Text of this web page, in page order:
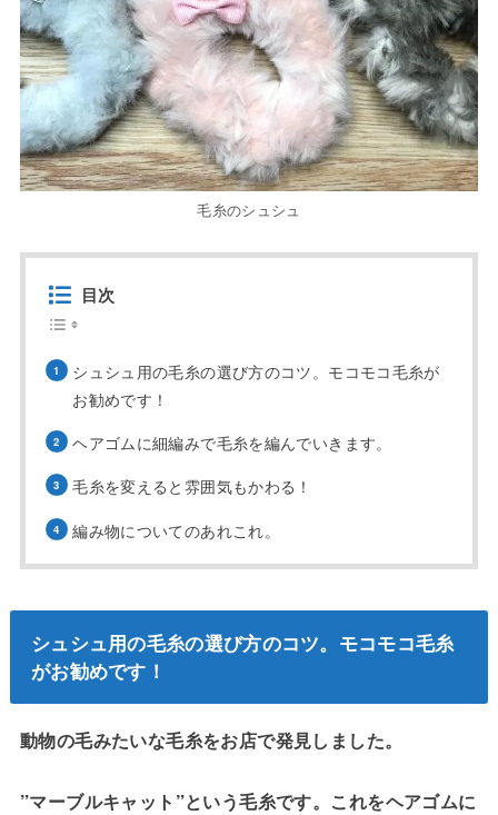
毛糸のシュシュ
目次
シュシュ用の毛糸の選び方のコツ。モコモコ毛糸が
お勧めです！
ヘアゴムに細編みで毛糸を編んでいきます。
毛糸を変えると雰囲気もかわる！
編み物についてのあれこれ。
シュシュ用の毛糸の選び方のコツ。モコモコ毛糸
がお勧めです！
動物の毛みたいな毛糸をお店で発見しました。
”マーブルキャット”という毛糸です。これをヘアゴムに